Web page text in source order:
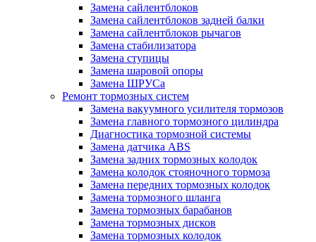
Замена сайлентблоков
Замена сайлентблоков задней балки
Замена сайлентблоков рычагов
Замена стабилизатора
Замена ступицы
Замена шаровой опоры
Замена ШРУСа
Ремонт тормозных систем
Замена вакуумного усилителя тормозов
Замена главного тормозного цилиндра
Диагностика тормозной системы
Замена датчика ABS
Замена задних тормозных колодок
Замена колодок стояночного тормоза
Замена передних тормозных колодок
Замена тормозного шланга
Замена тормозных барабанов
Замена тормозных дисков
Замена тормозных колодок